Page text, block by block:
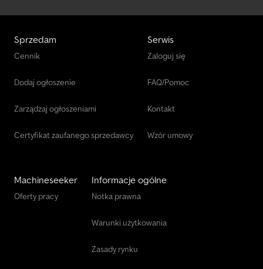
Sprzedam
Cennik
Dodaj ogłoszenie
Zarządzaj ogłoszeniami
Certyfikat zaufanego sprzedawcy
Serwis
Zaloguj się
FAQ/Pomoc
Kontakt
Wzór umowy
Machineseeker
Oferty pracy
Informacje ogólne
Notka prawna
Warunki użytkowania
Zasady rynku